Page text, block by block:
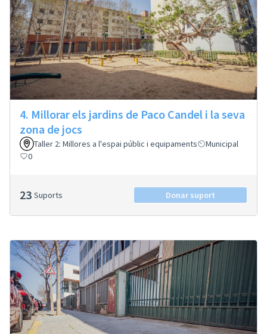
4. Millorar els jardins de Paco Candel i la seva
zona de jocs
Taller 2: Millores a l'espai públic i equipaments
Municipal
0
23 Suports Donar suport